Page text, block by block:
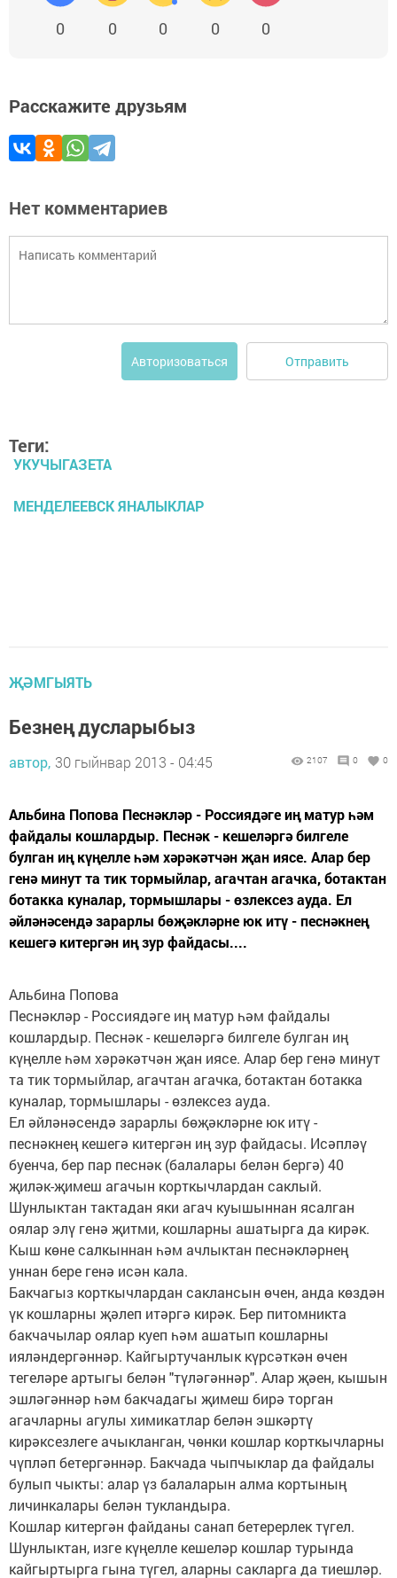
0 0 0 0 0
Расскажите друзьям
Нет комментариев
Авторизоваться Отправить
Теги:
УКУЧЫГАЗЕТА
МЕНДЕЛЕЕВСК ЯНАЛЫКЛАР
ҖӘМГЫЯТЬ
Безнең дусларыбыз
автор, 30 гыйнвар 2013 - 04:45 2107 0 0
Альбина Попова Песнәкләр - Россиядәге иң матур һәм
файдалы кошлардыр. Песнәк - кешеләргә билгеле
булган иң күңелле һәм хәрәкәтчән җан иясе. Алар бер
генә минут та тик тормыйлар, агачтан агачка, ботактан
ботакка куналар, тормышлары - өзлексез ауда. Ел
әйләнәсендә зарарлы бөҗәкләрне юк итү - песнәкнең
кешегә китергән иң зур файдасы....
Альбина Попова
Песнәкләр - Россиядәге иң матур һәм файдалы
кошлардыр. Песнәк - кешеләргә билгеле булган иң
күңелле һәм хәрәкәтчән җан иясе. Алар бер генә минут
та тик тормыйлар, агачтан агачка, ботактан ботакка
куналар, тормышлары - өзлексез ауда.
Ел әйләнәсендә зарарлы бөҗәкләрне юк итү -
песнәкнең кешегә китергән иң зур файдасы. Исәпләү
буенча, бер пар песнәк (балалары белән бергә) 40
җиләк-җимеш агачын корткычлардан саклый.
Шунлыктан тактадан яки агач куышыннан ясалган
оялар элү генә җитми, кошларны ашатырга да кирәк.
Кыш көне салкыннан һәм ачлыктан песнәкләрнең
уннан бере генә исән кала.
Бакчагыз корткычлардан саклансын өчен, анда көздән
үк кошларны җәлеп итәргә кирәк. Бер питомникта
бакчачылар оялар куеп һәм ашатып кошларны
ияләндергәннәр. Кайгыртучанлык күрсәткән өчен
тегеләре артыгы белән "түләгәннәр". Алар җәен, кышын
эшләгәннәр һәм бакчадагы җимеш бирә торган
агачларны агулы химикатлар белән эшкәртү
кирәксезлеге ачыкланган, чөнки кошлар корткычларны
чүпләп бетергәннәр. Бакчада чыпчыклар да файдалы
булып чыкты: алар үз балаларын алма кортының
личинкалары белән тукландыра.
Кошлар китергән файданы санап бетерерлек түгел.
Шунлыктан, изге күңелле кешеләр кошлар турында
кайгыртырга гына түгел, аларны сакларга да тиешләр.